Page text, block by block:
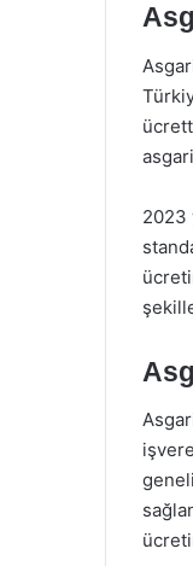
2023